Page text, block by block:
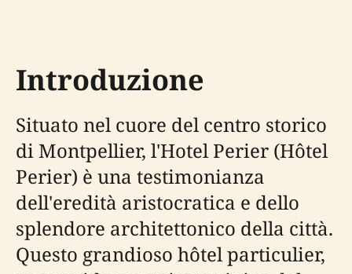
Introduzione
Situato nel cuore del centro storico
di Montpellier, l'Hotel Perier (Hôtel
Perier) è una testimonianza
dell'eredità aristocratica e dello
splendore architettonico della città.
Questo grandioso hôtel particulier,